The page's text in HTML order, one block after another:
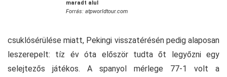
maradt alul
Forrás: atpworldtour.com
csuklósérülése miatt, Pekingi visszatérésén pedig alaposan
leszerepelt: tíz év óta először tudta őt legyőzni egy
selejtezős játékos. A spanyol mérlege 77-1 volt a